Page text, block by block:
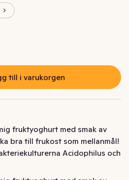
kr
till i varukorgen
fruktyoghurt med smak av
bra till frukost som mellanmål!
Acidophilus och